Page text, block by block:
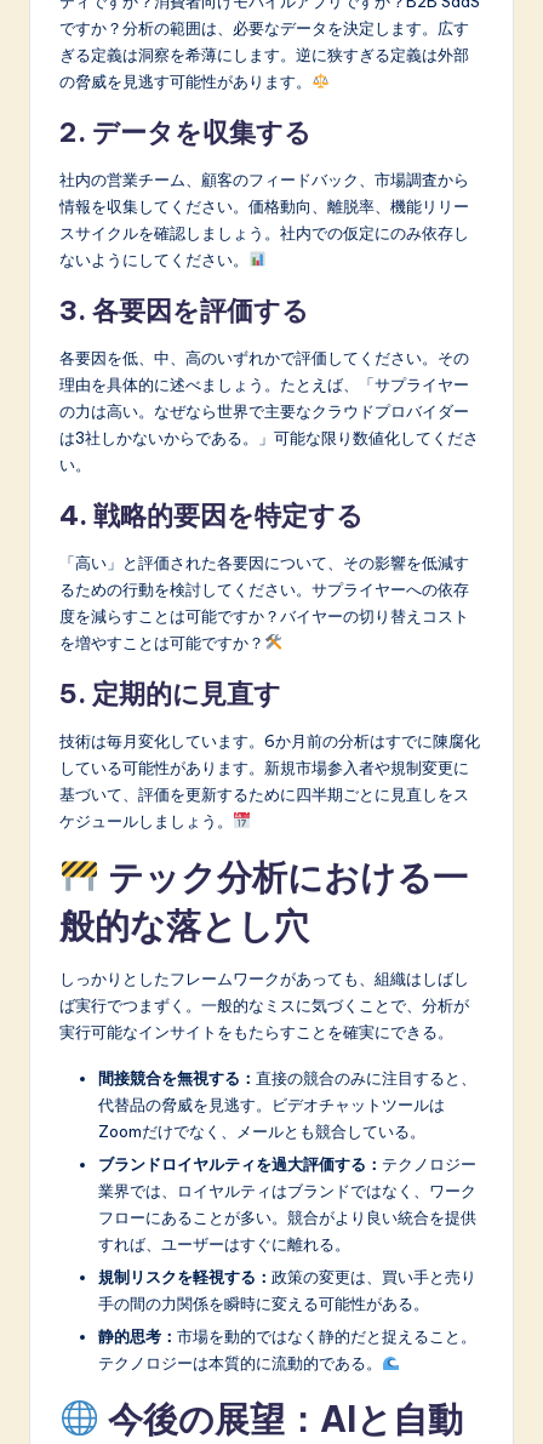
ですか？分析の範囲は、必要なデータを決定します。広す
ぎる定義は洞察を希薄にします。逆に狭すぎる定義は外部
の脅威を見逃す可能性があります。
2. データを収集する
社内の営業チーム、顧客のフィードバック、市場調査から
情報を収集してください。価格動向、離脱率、機能リリー
スサイクルを確認しましょう。社内での仮定にのみ依存し
ないようにしてください。
3. 各要因を評価する
各要因を低、中、高のいずれかで評価してください。その
理由を具体的に述べましょう。たとえば、「サプライヤー
の力は高い。なぜなら世界で主要なクラウドプロバイダー
は3社しかないからである。」可能な限り数値化してくださ
い。
4. 戦略的要因を特定する
「高い」と評価された各要因について、その影響を低減す
るための行動を検討してください。サプライヤーへの依存
度を減らすことは可能ですか？バイヤーの切り替えコスト
を増やすことは可能ですか？
5. 定期的に見直す
技術は毎月変化しています。6か月前の分析はすでに陳腐化
している可能性があります。新規市場参入者や規制変更に
基づいて、評価を更新するために四半期ごとに見直しをス
ケジュールしましょう。
テック分析における一
般的な落とし穴
しっかりとしたフレームワークがあっても、組織はしばし
ば実行でつまずく。一般的なミスに気づくことで、分析が
実行可能なインサイトをもたらすことを確実にできる。
間接競合を無視する： 直接の競合のみに注目すると、
代替品の脅威を見逃す。ビデオチャットツールは
Zoomだけでなく、メールとも競合している。
ブランドロイヤルティを過大評価する： テクノロジー
業界では、ロイヤルティはブランドではなく、ワーク
フローにあることが多い。競合がより良い統合を提供
すれば、ユーザーはすぐに離れる。
規制リスクを軽視する： 政策の変更は、買い手と売り
手の間の力関係を瞬時に変える可能性がある。
静的思考： 市場を動的ではなく静的だと捉えること。
テクノロジーは本質的に流動的である。
今後の展望：AIと自動